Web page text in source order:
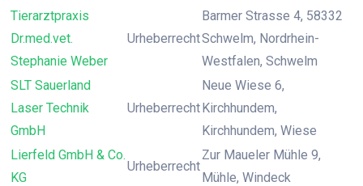
Tierarztpraxis
Dr.med.vet.
Stephanie Weber
Urheberrecht
Barmer Strasse 4, 58332
Schwelm, Nordrhein-
Westfalen, Schwelm
SLT Sauerland
Laser Technik
GmbH
Urheberrecht
Neue Wiese 6,
Kirchhundem,
Kirchhundem, Wiese
Lierfeld GmbH & Co.
KG
Urheberrecht
Zur Maueler Mühle 9,
Mühle, Windeck